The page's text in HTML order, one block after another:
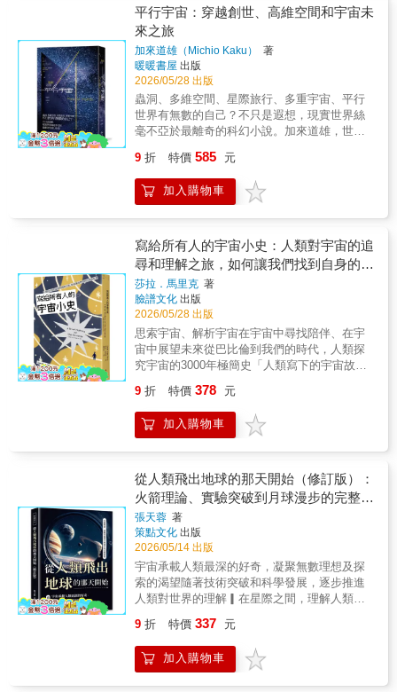
鏡，探索壯麗的七姊妹星團和007星團。還有別
再把黃昏的金星誤認是不明飛行物體，又打電
話到天文台問我了。今夜就是你跟星星交上朋
友的開始。──資深追星族 林啟生天文是最貼
近人們日常生活的自然科學，《裸眼看星空》
淺顯易懂的觀星技巧與所介紹的簡便軟體工
具，正是將觀星活動導向「休閒化」的好幫
手！──台北市天文協會常務理事．台灣梅西爾
馬拉松競賽紀錄保持人 劉志安沒有望遠鏡？
沒問題。鮑伯會親自為你導覽夜空，你只需拭
──《今日宇宙》（Universe Today）發行人
福瑞澤‧肯恩（Fraser Cain）夜空之美令人屏
息，觀賞時，你並不需要昂貴的望遠鏡及一籮
位好導遊，帶著我們欣賞、領略眼前景物。鮑
伯‧金恩這本書正是我們需要的這位導遊。──天
文探索機構Earthrise Institute創辦人／「海爾
波普彗星」共同發現者 艾倫‧海爾鮑伯‧金恩的
書讓我有此感觸：「天文攸關科學，但更像魔
術。」想像起來，夜空中充滿奇幻，在鮑伯淺
白詼諧的文筆下，這份懷想已精湛傳達。他已
成為我最喜愛的天文作家之一。此刻……令人
（EarthSky）主編 黛博拉‧伯德（Deborah
精密設備，才能觀測星空。本書為你解開此一
迷思，指導初學者在自家附近，以肉眼辨識天
上的自然及人造天體奇景，讓大家隨時隨地都
可觀星。──美國行星學會資深編輯 艾蜜莉‧勒
科達瓦拉
動、野柳岬海蝕景觀與豐富藻類生態。在觀光
浪潮與生態老化的衝擊下，野柳的地景（如女
王頭、海膽化石）正日漸衰微。作者從喪妻之
慟走入鄉土走讀，將私人的生命傷感昇華為對
環境永續的集體呼籲。本書的出版具備高度的
「文化保存意義」：它搶救了消失中的漁村語
言，紀錄了被填平的海港記憶，並試圖喚醒讀
者對這片「傾斜之岬」的保護意識。這不僅是
地質觀察與庶民記憶的重要著作。#博客思出版
社
個問題，成為現代宇宙學最核心的謎團之一。
▎證據的堆疊：從旋轉曲線到宇宙碰撞暗物質
的存在並非憑空想像，而是來自多重觀測的交
叉指向。星系旋轉曲線顯示外圍恆星運行異常
快速，引力透鏡現象揭示質量分布遠超可見範
圍，而星系團的碰撞——如著名的子彈星系團
——更直接呈現質量與光的分離。這些現象逐
步累積，構成一條清晰線索：宇宙中存在一種
不發光卻具引力的成分，且其比例遠高於普通
物質。▎假說與想像：粒子、天體與未知領域
型。暗物質可能是尚未被發現的基本粒子，例
如弱交互作用大質量粒子（WIMP），也可能是
某些極為暗淡的天體或全新物理機制。這些假
宙學的深層連結：如果暗物質粒子被證實，將
意味著標準模型之外的新物理被打開。▎極限
實驗：在地底與太空之間尋找痕跡為了捕捉暗
物質，人類設計出極端精密的探測策略。深埋
地下的實驗室隔絕宇宙射線干擾，試圖記錄粒
子與原子核的微弱碰撞；太空探測器則搜尋粒
子湮滅可能留下的能量訊號；大型對撞機則嘗
試在高能環境中「製造」暗物質。這些方法各
場跨越尺度的科學行動。▎未解之謎：沉默的
結果與未來的方向儘管投入巨大資源，暗物質
仍未被直接確認。實驗結果多半指向「尚未發
現」，卻也不斷縮小可能範圍，使理論逐步收
斂。未來的關鍵，或許在於更高靈敏度的儀
器、更低背景噪音的環境，或全新的探測思
路。暗物質問題不只是尋找一種粒子，更是在
逼近宇宙本質的邊界——在可見與不可見之
間，人類正逐步描繪出一幅更完整的宇宙圖
景。〔本書特色〕宇宙中大部分的質量並不可
見，卻主導著星系的形成與運動。暗物質不發
光、不與電磁作用，卻透過重力留下痕跡，從
旋轉曲線到引力透鏡，逐步揭示其存在。科學
家提出粒子與天體等多種假說，並在地下實驗
室、太空觀測與對撞機中展開探測。儘管尚未
直接證實，但不斷累積的證據與實驗，正逼近
這個關鍵謎題的答案。
平行宇宙：穿越創世、高維空間和宇宙未
來之旅
加來道雄（Michio Kaku）
著
暖暖書屋 出版
2026/05/28 出版
蟲洞、多維空間、星際旅行、多重宇宙、平行
世界有無數的自己？不只是遐想，現實世界絲
毫不亞於最離奇的科幻小說。加來道雄，世界
的宇宙，將無窮的想像力推向極致。我們的宇
宙正在死亡嗎？還可能有其他的宇宙嗎？其他
的宇宙看起來會是什麼樣子？有可能找到通往
之後，一幅新的宇宙圖景顯現了。到目前為
止，有關宇宙起源的最重要理論是「暴脹宇宙
理論」，對大霹靂理論作了重大改進。在這個
理論中，我們的宇宙只不過是眾多宇宙中的一
個，像泡泡一樣漂浮在無邊無際的泡沫宇宙之
海中，隨時都有新的宇宙在誕生。一個平行宇
宙也許就懸浮在我們的頭頂上，相隔不過公釐
之遙。對於平行宇宙這一想法，以及對於解釋
平行宇宙存在的弦理論，科學家一度以懷疑的
眼光看待，認為它是神秘主義者、假充內行，
天，已有壓倒多數的理論物理學家在支持弦理
論和它的最新版本M理論。因為，如果這個理
論被證明是正確的話，它將能夠以簡單優雅的
答「在大霹靂之前發生了什麼？」這個問題。
加來道雄博士解釋說，世界上最重要的物理學
家和天文學家正利用高度精密的波檢測器、重
力透鏡、衛星和望遠鏡來尋找各種方法，以便
對多宇宙理論做檢測驗證。M理論的前景非常
誘人，其意義難以盡數。如果平行宇宙確實存
在，加來道雄博士推測，一萬億年之後，當宇
宙變冷變暗，進入科學家所描述的大凍結時，
際救生飛船」逃離我們的宇宙。探索黑洞、時
難忘的旅程。《平行宇宙》一書講述的是一場
席捲宇宙學領域的革命，不可不看。
9 折 特價 585 元
加入購物車
寫給所有人的宇宙小史：人類對宇宙的追
尋和理解之旅，如何讓我們找到自身的位
置
莎拉．馬里克 著
臉譜文化 出版
2026/05/28 出版
思索宇宙、解析宇宙在宇宙中尋找陪伴、在宇
宙中展望未來從巴比倫到我們的時代，人類探
究宇宙的3000年極簡史「人類寫下的宇宙故事
動我們的價值定位。」自人類擁有自我意識，
首次抬頭凝望天穹、看到星河璀璨的那刻起，
就不斷思索著一個問題——在那片深邃而絢爛
找出宇宙的真相以及我們置身其中的意義。本
書出自屢獲殊榮的粒子物理學家莎拉．馬里克
之手，將人類跨越數千年的宇宙探索史濃縮為
一部充滿詩意且平易近人的作品，並從四個面
向探索了人類持續解開宇宙奧祕、並理解自身
在其中位置的跌宕旅程。 ✦思索宇宙——
從天地之中到銀河邊緣 人類何時首次嘗試
建立系統性框架以理解宇宙？為何天動說困囿
了我們的宇宙觀千年之久？我們如何發現自己
在宇宙中的位置一步步「跌下神壇」？ ✦
運 是什麼東西構成了我們的宇宙？在我們
可見的宇宙之外的「暗宇宙」是什麼？我們的
世界會如何終結？ ✦在宇宙中尋找陪伴
9 折 特價 378 元
加入購物車
從人類飛出地球的那天開始（修訂版）：
火箭理論、實驗突破到月球漫步的完整歷
程
張天蓉 著
策點文化 出版
2026/05/14 出版
宇宙承載人類最深的好奇，凝聚無數理想及探
索的渴望隨著技術突破和科學發展，逐步推進
人類對世界的理解▎在星際之間，理解人類如
悄然轉向。從戰火中的火箭雛形，到冷戰競逐
下的科技飛躍，太空探索從來不只是科學的進
步，更是一場關於權力、信念與想像力的交
9 折 特價 337 元
加入購物車